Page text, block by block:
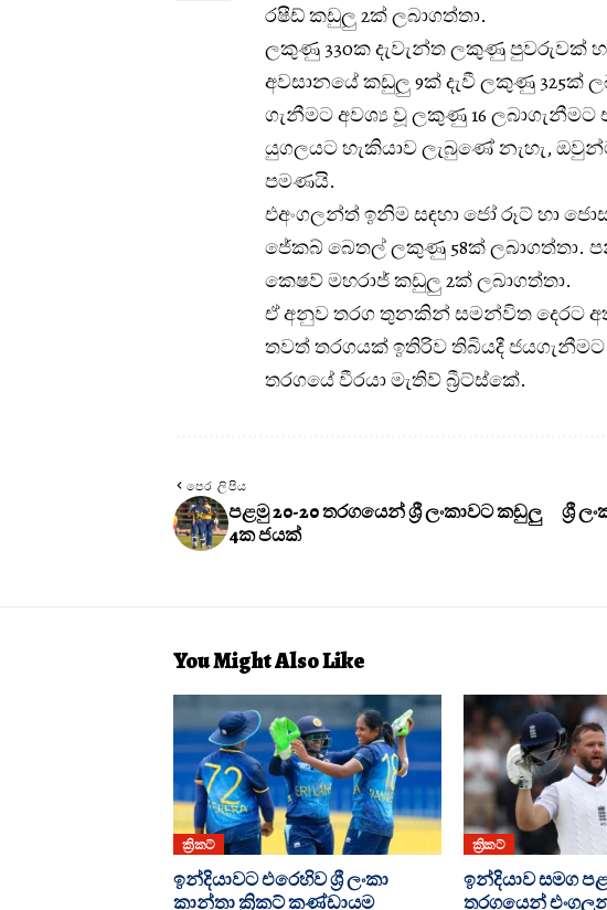
රෂීඩ් කඩුලු 2ක් ලබාගත්තා.
ලකුණු 330ක දැවැන්ත ලකුණු පුවරුවක්
අවසානයේ කඩුලු 9ක් දැවී ලකුණු 325ක්
ගැනීමට අවශ්‍ය වූ ලකුණු 16
යුගලයට හැකියාව ලැබුණේ නැහැ,
පමණයි.
එඅංගලන්ත් ඉනිම සඳහා ජෝ රූට් හා
ජේකබ් බෙතල් ලකුණු 58ක් ලබාගත්තා.
කෙෂව් මහරාජ් කඩුලු 2ක් ලබාගත්තා.
ඒ අනුව තරග තුනකින් සමන්විත දෙරට
තවත් තරගයක් ඉතිරිව තිබියදී ජයගැනීමට
තරගයේ වීරයා මැතිව් බ්‍රීට්ස්කේ.
පෙර ලිපිය
පළමු 20-20 තරගයෙන් ශ්‍රී ලංකාවට කඩුලු
4ක ජයක්
ශ්‍රී
You Might Also Like
ක්‍රිකට්
ඉන්දියාවට එරෙහිව ශ්‍රී ලංකා
කාන්තා ක්‍රිකට් කණ්ඩායම
ක්‍රිකට්
ඉන්දියාව සමග
තරග‍යෙන්